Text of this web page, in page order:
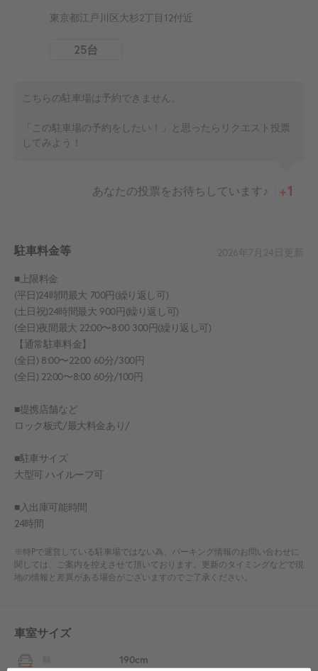
東京都江戸川区大杉2丁目12付近
25台
こちらの駐車場は予約できません。
「この駐車場の予約をしたい！」と思ったらリクエスト投票
してみよう！
あなたの投票をお待ちしています♪
駐車料金等
■上限料金
(平日)24時間最大 700円(繰り返し可)
(土日祝)24時間最大 900円(繰り返し可)
(全日)夜間最大 22:00〜8:00 300円(繰り返し可)
【通常駐車料金】
(全日) 8:00〜22:00 60分/300円
(全日) 22:00〜8:00 60分/100円
■提携店舗など
ロック板式/最大料金あり/
■駐車サイズ
大型可 ハイルーフ可
■入出庫可能時間
24時間
※特Pで運営している駐車場ではない為、パーキング情報のお問い合わせに
関しては、ご案内を控えさせて頂いております。更新のタイミングなどで現
地の情報と差異がある場合がございますのでご了承ください。
車室サイズ
190cm